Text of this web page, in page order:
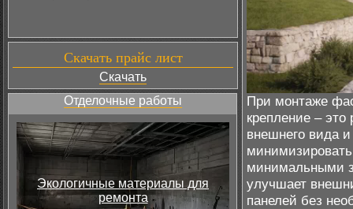
Скачать прайс лист
Скачать
Отделочные работы
Экологичные материалы для
ремонта
При монтаже
крепление – это
внешнего вида
минимальными
улучшает
панелей без